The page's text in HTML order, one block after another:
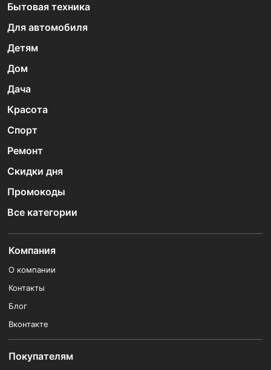
Бытовая техника
Для автомобиля
Детям
Дом
Дача
Красота
Спорт
Ремонт
Скидки дня
Промокоды
Все категории
Компания
О компании
Контакты
Блог
Вконтакте
Покупателям